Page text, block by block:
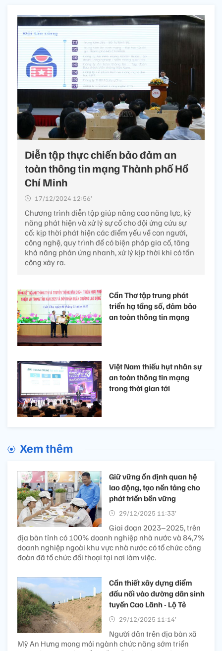
Diễn tập thực chiến bảo đảm an
toàn thông tin mạng Thành phố Hồ
Chí Minh
17/12/2024 12:56’
Chương trình diễn tập giúp nâng cao năng lực, kỹ
năng phát hiện và xử lý sự cố cho đội ứng cứu sự
cố; kịp thời phát hiện các điểm yếu về con người,
công nghệ, quy trình để có biện pháp gia cố, tăng
khả năng phản ứng nhanh, xử lý kịp thời khi có tấn
công xảy ra.
Cần Thơ tập trung phát
triển hạ tầng số, đảm bảo
an toàn thông tin mạng
Việt Nam thiếu hụt nhân sự
an toàn thông tin mạng
trong thời gian tới
Xem thêm
Giữ vững ổn định quan hệ
lao động, tạo nền tảng cho
phát triển bền vững
29/12/2025 11:33’
Giai đoạn 2023–2025, trên
địa bàn tỉnh có 100% doanh nghiệp nhà nước và 84,7%
doanh nghiệp ngoài khu vực nhà nước có tổ chức công
đoàn đã tổ chức đối thoại tại nơi làm việc.
Cần thiết xây dựng điểm
đấu nối vào đường dân sinh
tuyến Cao Lãnh - Lộ Tẻ
29/12/2025 11:14’
Người dân trên địa bàn xã
Mỹ An Hưng mong mỏi ngành chức năng sớm triển